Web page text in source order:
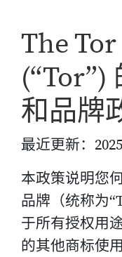
The
(“Tor”)
和品牌
最近更新：
本政策说明您
品牌（统称为
于所有授权用
的其他商标使